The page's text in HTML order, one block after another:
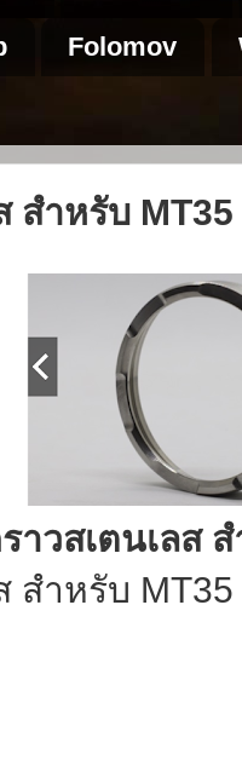
Folomov
สำหรับ
าวสเตนเลส
สำหรับ